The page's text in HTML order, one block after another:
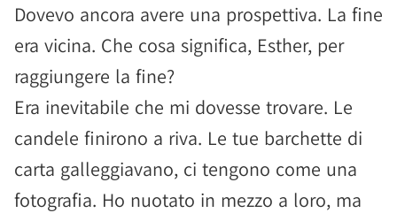
Dovevo ancora avere una prospettiva. La fine
era vicina. Che cosa significa, Esther, per
raggiungere la fine?
Era inevitabile che mi dovesse trovare. Le
candele finirono a riva. Le tue barchette di
carta galleggiavano, ci tengono come una
fotografia. Ho nuotato in mezzo a loro, ma